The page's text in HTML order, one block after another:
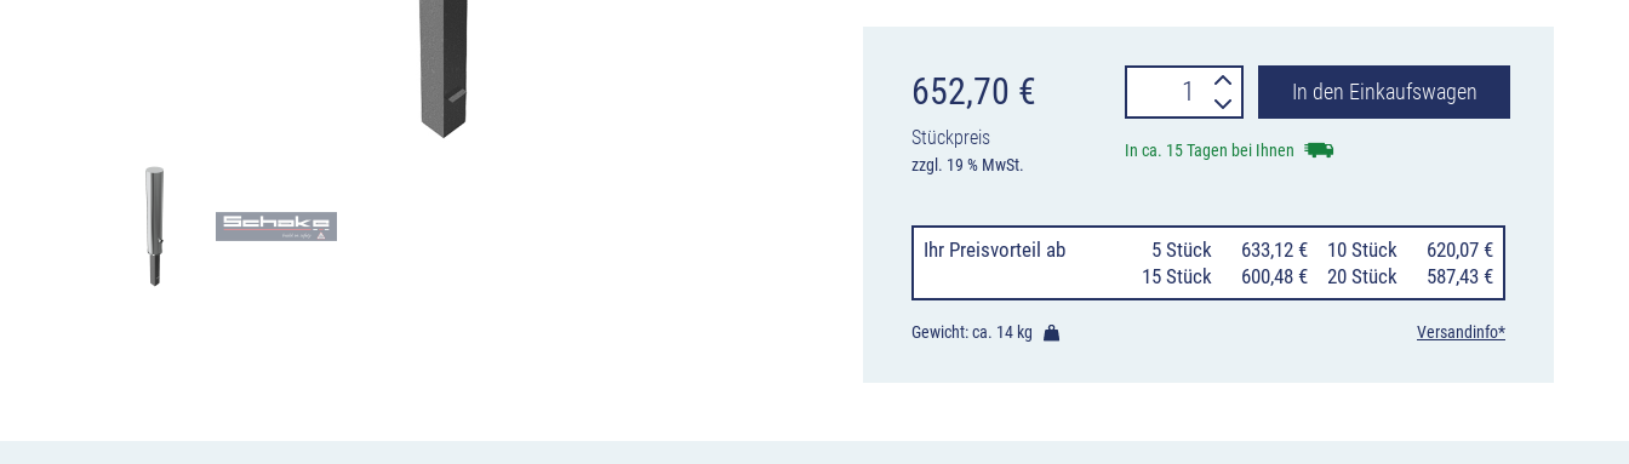
652,70 €
Stückpreis
zzgl. 19 % MwSt.
Edelstahlpoller
Ø
und
204
mm,
In den Einkaufswagen
In ca. 15 Tagen bei Ihnen
Ihr Preisvorteil ab 5 Stück 633,12 € 10 Stück
620,07 €
15 Stück
600,48 € 20 Stück 587,43 €
Gewicht: ca. 14 kg Versandinfo*